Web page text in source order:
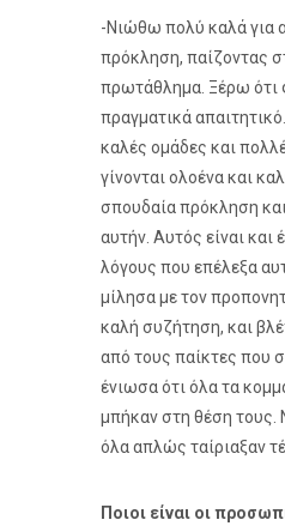
-Νιώθω πολύ καλά για
πρόκληση, παίζοντας
πρωτάθλημα. Ξέρω ότι
πραγματικά
καλές ομάδες και
γίνονται ολοένα και
σπουδαία πρόκληση
αυτήν. Αυτός είναι και
λόγους που επέλεξα
μίλησα με τον
καλή συζήτηση, και
από τους παίκτες που
ένιωσα ότι όλα τα
μπήκαν στη θέση τους.
όλα απλώς ταίριαξαν
Ποιοι είναι οι